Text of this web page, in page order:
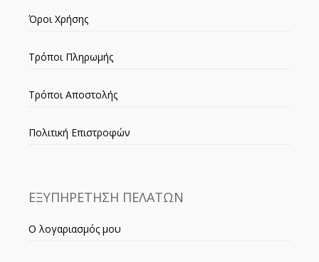
Όροι Χρήσης
Τρόποι Πληρωμής
Τρόποι Αποστολής
Πολιτική Επιστροφών
ΕΞΥΠΗΡΕΤΗΣΗ ΠΕΛΑΤΩΝ
Ο λογαριασμός μου